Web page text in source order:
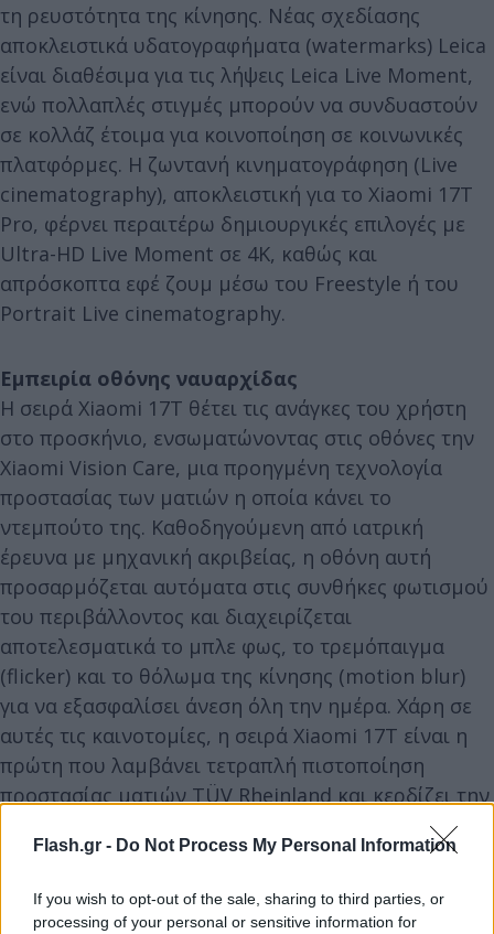
Flash.gr - Do Not Process My Personal Information
If you wish to opt-out of the sale, sharing to third parties, or
processing of your personal or sensitive information for
τη ρευστότητα της κίνησης. Νέας σχεδίασης
αποκλειστικά υδατογραφήματα (watermarks) Leica
είναι διαθέσιμα για τις λήψεις Leica Live Moment,
ενώ πολλαπλές στιγμές μπορούν να συνδυαστούν
σε κολλάζ έτοιμα για κοινοποίηση σε κοινωνικές
πλατφόρμες. Η ζωντανή κινηματογράφηση (Live
cinematography), αποκλειστική για το Xiaomi 17T
Pro, φέρνει περαιτέρω δημιουργικές επιλογές με
Ultra-HD Live Moment σε 4K, καθώς και
απρόσκοπτα εφέ ζουμ μέσω του Freestyle ή του
Portrait Live cinematography.
Εμπειρία οθόνης ναυαρχίδας
Η σειρά Xiaomi 17T θέτει τις ανάγκες του χρήστη
στο προσκήνιο, ενσωματώνοντας στις οθόνες την
Xiaomi Vision Care, μια προηγμένη τεχνολογία
προστασίας των ματιών η οποία κάνει το
ντεμπούτο της. Καθοδηγούμενη από ιατρική
έρευνα με μηχανική ακριβείας, η οθόνη αυτή
προσαρμόζεται αυτόματα στις συνθήκες φωτισμού
του περιβάλλοντος και διαχειρίζεται
αποτελεσματικά το μπλε φως, το τρεμόπαιγμα
(flicker) και το θόλωμα της κίνησης (motion blur)
για να εξασφαλίσει άνεση όλη την ημέρα. Χάρη σε
αυτές τις καινοτομίες, η σειρά Xiaomi 17T είναι η
πρώτη που λαμβάνει τετραπλή πιστοποίηση
προστασίας ματιών TÜV Rheinland και κερδίζει την
πρώτη, για τη Xiaomi, πιστοποίηση Intelligent Eye
Care της TÜV Rheinland.
Στην καρδιά αυτής της εξαιρετικής οπτικής